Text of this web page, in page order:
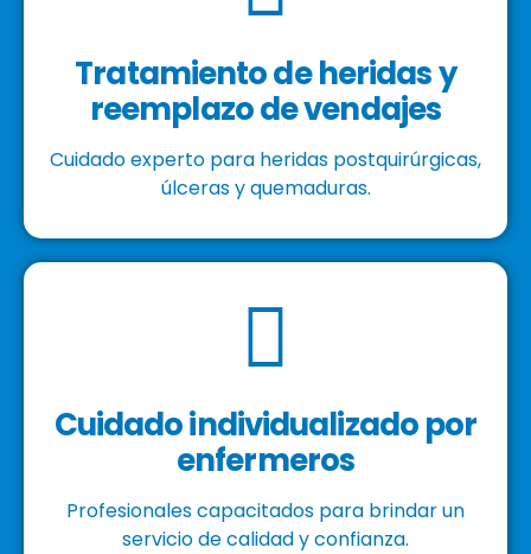
Tratamiento de heridas y
reemplazo de vendajes
Cuidado experto para heridas postquirúrgicas,
úlceras y quemaduras.
Cuidado individualizado por
enfermeros
Profesionales capacitados para brindar un
servicio de calidad y confianza.